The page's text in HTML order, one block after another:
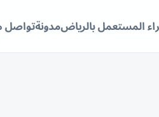
المستعمل بالرياضمدونةتواصل